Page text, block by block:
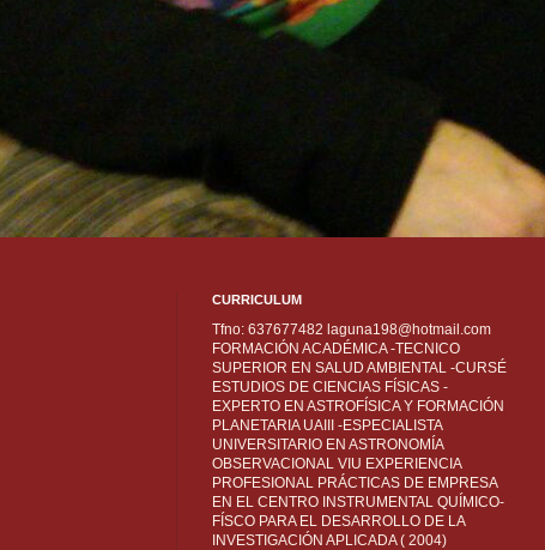
CURRICULUM
Tfno: 637677482 laguna198@hotmail.com
FORMACIÓN ACADÉMICA -TECNICO
SUPERIOR EN SALUD AMBIENTAL -CURSÉ
ESTUDIOS DE CIENCIAS FÍSICAS -
EXPERTO EN ASTROFÍSICA Y FORMACIÓN
PLANETARIA UAIII -ESPECIALISTA
UNIVERSITARIO EN ASTRONOMÍA
OBSERVACIONAL VIU EXPERIENCIA
PROFESIONAL PRÁCTICAS DE EMPRESA
EN EL CENTRO INSTRUMENTAL QUÍMICO-
FÍSCO PARA EL DESARROLLO DE LA
INVESTIGACIÓN APLICADA ( 2004)